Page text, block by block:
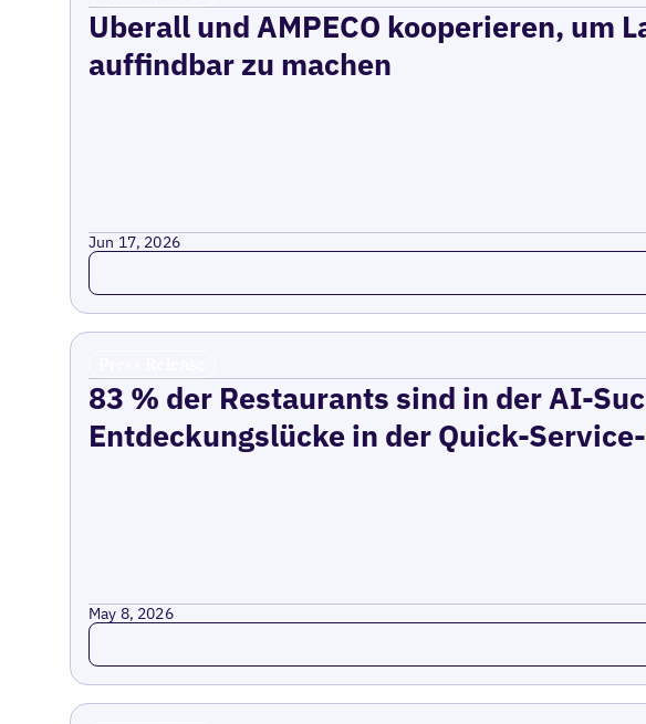
Uberall und AMPECO kooperieren, um
auffindbar zu machen
Jun 17, 2026
Read more
83 % der Restaurants sind in der AI-
Entdeckungslücke in der Quick-
May 8, 2026
Read more